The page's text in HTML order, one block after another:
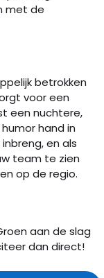
met de
betrokken
voor een
een nuchtere,
hand in
en als
team te zien
op de regio.
aan de slag
dan direct!